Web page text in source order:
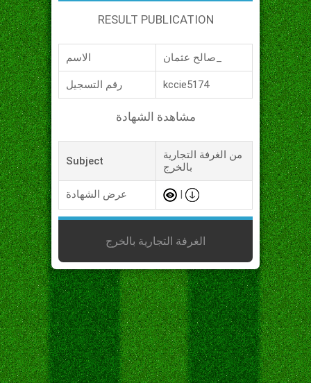
RESULT PUBLICATION
الاسم
رقم التسجيل kccie5174
مشاهدة الشهادة
Subject
من الغرفة التجارية
بالخرج
عرض الشهادة
الغرفة التجارية بالخرج